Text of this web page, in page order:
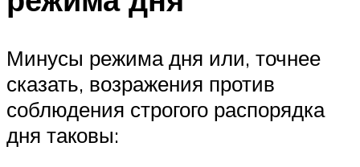
Минусы режима дня или, точнее
сказать, возражения против
соблюдения строгого распорядка
дня таковы: